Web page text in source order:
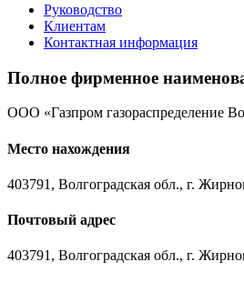
Руководство
Клиентам
Контактная информация
Полное фирменное
ООО «Газпром газораспределение
Место нахождения
403791, Волгоградская обл., г.
Почтовый адрес
403791, Волгоградская обл., г.